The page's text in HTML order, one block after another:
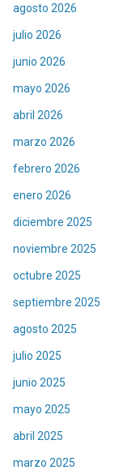
agosto 2026
julio 2026
junio 2026
mayo 2026
abril 2026
marzo 2026
febrero 2026
enero 2026
diciembre 2025
noviembre 2025
octubre 2025
septiembre 2025
agosto 2025
julio 2025
junio 2025
mayo 2025
abril 2025
marzo 2025